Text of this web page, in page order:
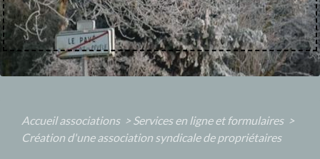
Accueil associations > Services en ligne et formulaires >
Création d'une association syndicale de propriétaires